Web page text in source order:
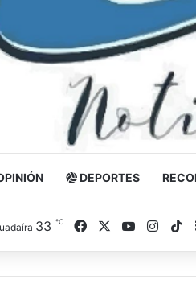
DEPORTES
33 ℃ FacebookYouTube